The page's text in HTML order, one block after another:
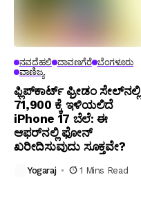
ನವದೆಹಲಿ ದಾವಣಗೆರೆ ಬೆಂಗಳೂರು
ವಾಣಿಜ್ಯ
ಫ್ಲಿಪ್‌ಕಾರ್ಟ್ ಫ್ರೀಡಂ ಸೇಲ್‌ನಲ್ಲಿ
₹71,900 ಕ್ಕೆ ಇಳಿಯಲಿದೆ
iPhone 17 ಬೆಲೆ: ಈ
ಆಫರ್‌ನಲ್ಲಿ ಫೋನ್
ಖರೀದಿಸುವುದು ಸೂಕ್ತವೇ?
Yogaraj 1 Mins Read